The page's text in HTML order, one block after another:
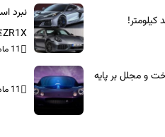
ZR1X؟
11 ماه پیش
تک ساخت و مجلل بر پایه
11 ماه پیش